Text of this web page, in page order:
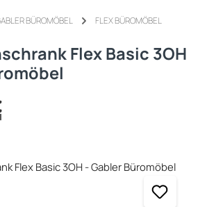
BÜROMÖBEL FLEX BÜROMÖBEL
Flex Basic 3OH